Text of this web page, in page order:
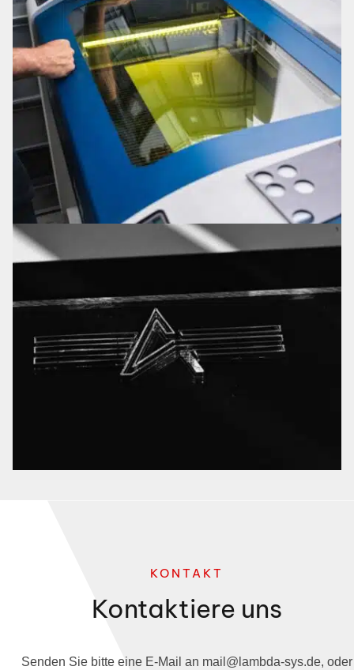
KONTAKT
Kontaktiere uns
Senden Sie bitte eine E-Mail an mail@lambda-sys.de, oder